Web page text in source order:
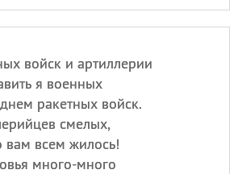
войск и артиллерии
я военных
ракетных войск.
смелых,
вам всем жилось!
много-много